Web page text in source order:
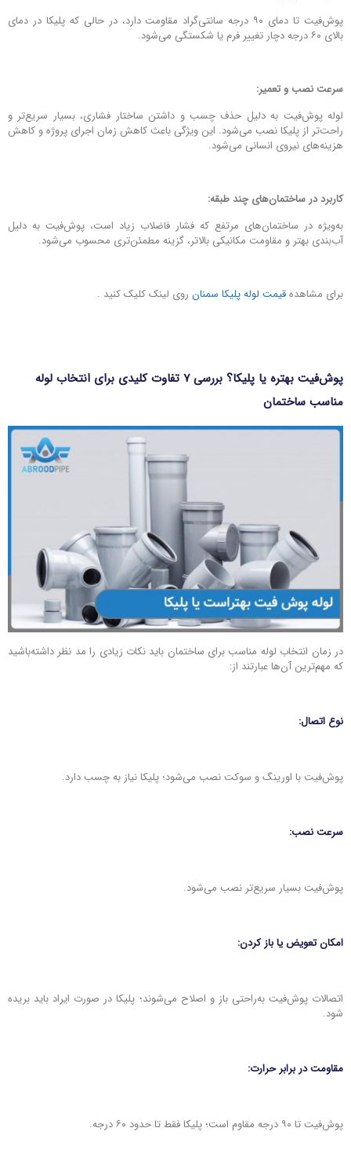
پوش‌فیت تا دمای ۹۰ درجه سانتی‌گراد مقاومت دارد، در حالی که پلیکا در دمای
بالای ۶۰ درجه دچار تغییر فرم یا شکستگی می‌شود.
سرعت نصب و تعمیر:
لوله پوش‌فیت به دلیل حذف چسب و داشتن ساختار فشاری، بسیار سریع‌تر و
راحت‌تر از پلیکا نصب می‌شود. این ویژگی باعث کاهش زمان اجرای پروژه و کاهش
هزینه‌های نیروی انسانی می‌شود.
کاربرد در ساختمان‌های چند طبقه:
به‌ویژه در ساختمان‌های مرتفع که فشار فاضلاب زیاد است، پوش‌فیت به دلیل
آب‌بندی بهتر و مقاومت مکانیکی بالاتر، گزینه مطمئن‌تری محسوب می‌شود.
برای مشاهدهقیمت لوله پلیکا سمنان روی لینک کلیک کنید .
پوش‌فیت بهتره یا پلیکا؟ بررسی ۷ تفاوت کلیدی برای انتخاب لوله
مناسب ساختمان
در زمان انتخاب لوله مناسب برای ساختمان باید نکات زیادی را مد نظر داشته‌باشید
که مهم‌ترین آن‌ها عبارتند از:
نوع اتصال:
پوش‌فیت با اورینگ و سوکت نصب می‌شود؛ پلیکا نیاز به چسب دارد.
سرعت نصب:
پوش‌فیت بسیار سریع‌تر نصب می‌شود.
امکان تعویض یا باز کردن:
اتصالات پوش‌فیت به‌راحتی باز و اصلاح می‌شوند؛ پلیکا در صورت ایراد باید بریده
شود.
مقاومت در برابر حرارت:
پوش‌فیت تا ۹۰ درجه مقاوم است؛ پلیکا فقط تا حدود ۶۰ درجه.